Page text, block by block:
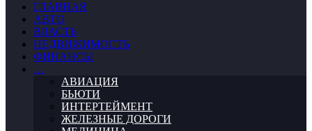
ГЛАВНАЯ
АВТО
ВЛАСТЬ
НЕДВИЖИМОСТЬ
ФИНАНСЫ
…
АВИАЦИЯ
БЬЮТИ
ИНТЕРТЕЙМЕНТ
ЖЕЛЕЗНЫЕ ДОРОГИ